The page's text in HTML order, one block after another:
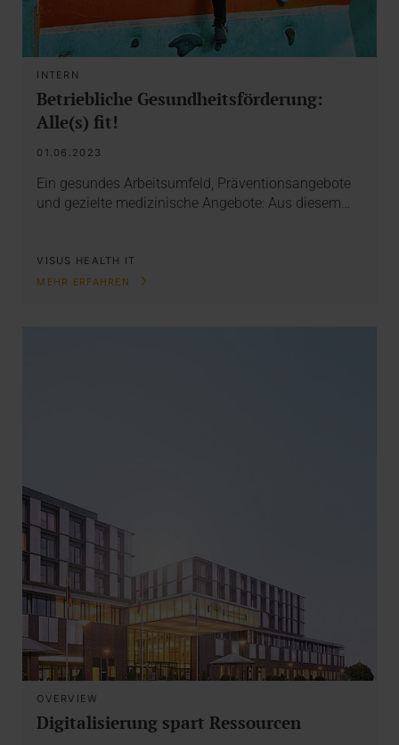
INTERN
Betriebliche Gesundheitsförderung:
Alle(s) fit!
01.06.2023
Ein gesundes Arbeitsumfeld, Präventionsangebote
und gezielte medizinische Angebote: Aus diesem…
VISUS HEALTH IT
MEHR ERFAHREN
OVERVIEW
Digitalisierung spart Ressourcen